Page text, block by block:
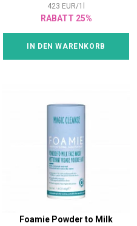
423 EUR/1
RABATT 25%
IN DEN WARENKORB
Foamie Powder to Milk